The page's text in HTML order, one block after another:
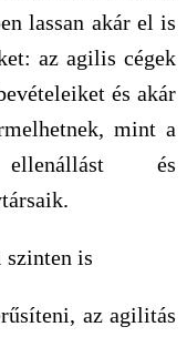
lassan akár el is
: az agilis cégek
és akár
mint a
ellenállást és
szinten is
az agilitás